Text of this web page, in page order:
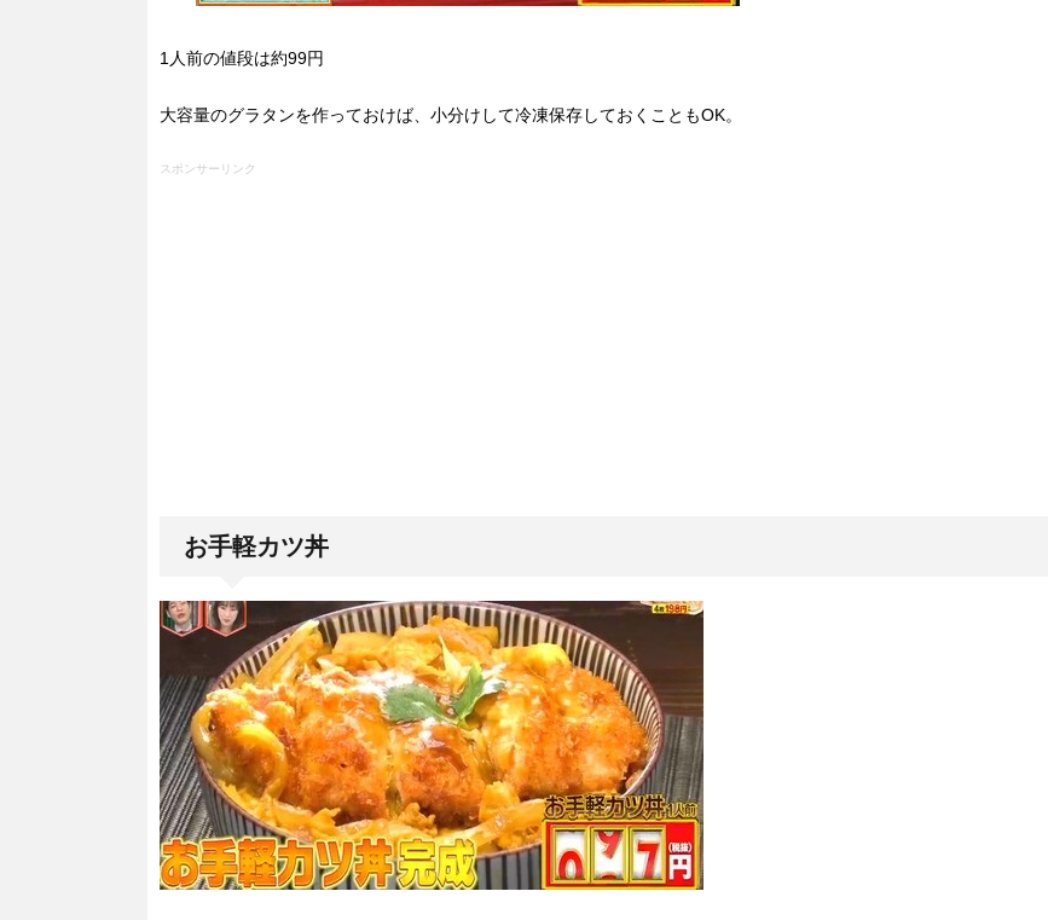
1人前の値段は約99円
大容量のグラタンを作っておけば、小分けして冷凍保存しておくこともOK。
スポンサーリンク
お手軽カツ丼